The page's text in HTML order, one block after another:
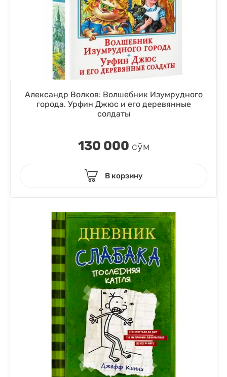
Александр Волков: Волшебник Изумрудного
города. Урфин Джюс и его деревянные
солдаты
130 000 сўм
В корзину